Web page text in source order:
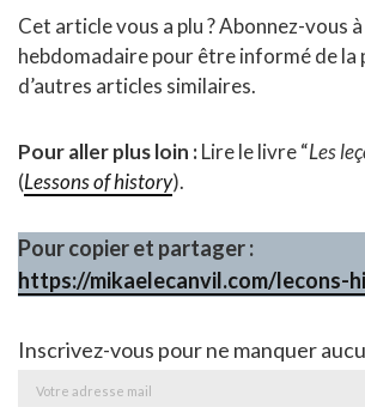
Cet article vous a plu ? Abonnez-vous à
hebdomadaire pour être informé de la
d’autres articles similaires.
Pour aller plus loin :Lire le livre “Les
(Lessons of history).
Pour copier et partager :
https://mikaelecanvil.com/lecons-
Inscrivez-vous pour ne manquer